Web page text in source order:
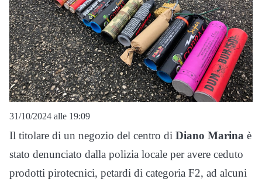
31/10/2024 alle 19:09
Il titolare di un negozio del centro di Diano Marina è
stato denunciato dalla polizia locale per avere ceduto
prodotti pirotecnici, petardi di categoria F2, ad alcuni